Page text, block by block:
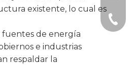
existente, lo cual es
fuentes de energía
e industrias
respaldar la
+86-